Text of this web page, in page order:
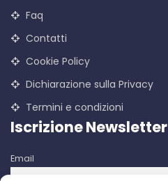
Faq
Contatti
Cookie Policy
Dichiarazione sulla Privacy
Termini e condizioni
Iscrizione Newsletter
Email